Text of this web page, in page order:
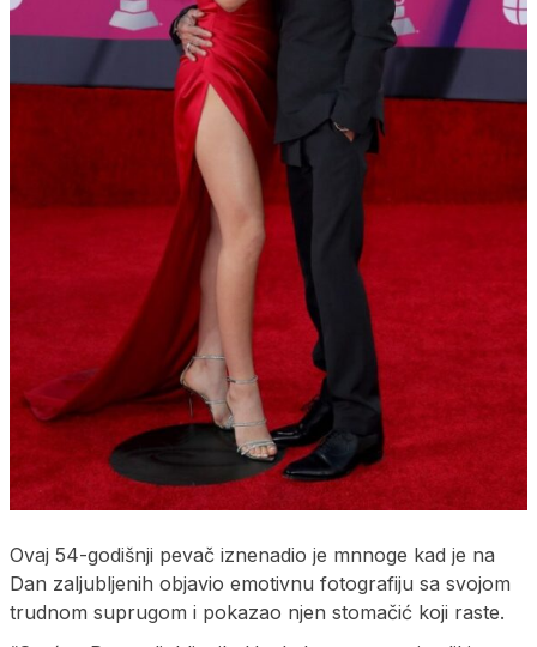
Ovaj 54-godišnji pevač iznenadio je mnnoge kad je na
Dan zaljubljenih objavio emotivnu fotografiju sa svojom
trudnom suprugom i pokazao njen stomačić koji raste.